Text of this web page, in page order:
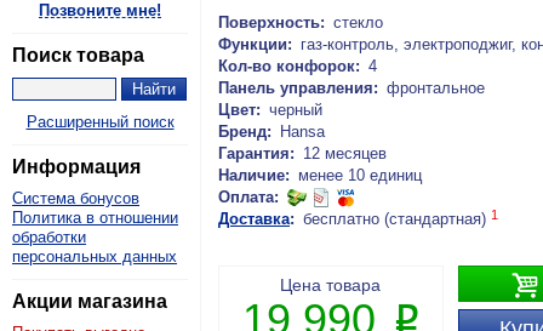
Позвоните мне!
Поиск товара
Расширенный поиск
Информация
Система бонусов
Политика в отношении
обработки
персональных данных
Акции магазина
Поверхность: стекло
Функции: газ-контроль, электроподжиг,
Кол-во конфорок: 4
Панель управления: фронтальное
Цвет: черный
Бренд:
Hansa
Гарантия: 12 месяцев
Наличие: менее 10 единиц
Оплата:
Доставка: бесплатно (стандартная) 1

Цена товара
19 990 P